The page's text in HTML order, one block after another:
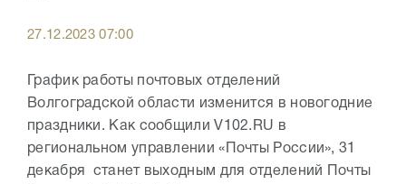
27.12.2023 07:00
График работы почтовых отделений
Волгоградской области изменится в новогодние
праздники. Как сообщили V102.RU в
региональном управлении «Почты России», 31
декабря
станет выходным для отделений Почты